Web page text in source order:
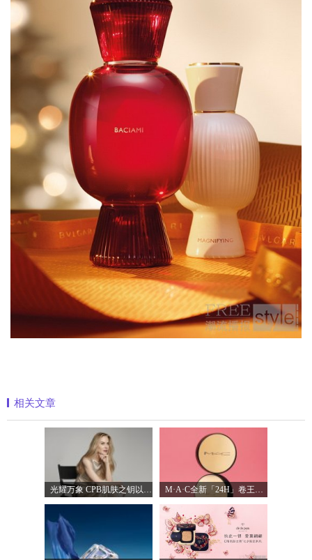
相关文章
光耀万象 CPB肌肤之钥以镜头记录妮可·基 M·A·C全新「24H」卷王金气垫中国首发 实